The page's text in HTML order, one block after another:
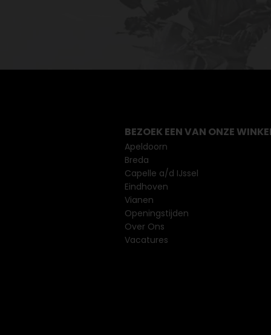
BEZOEK EEN VAN ONZE
Apeldoorn
Breda
Capelle a/d IJssel
Eindhoven
Vianen
Openingstijden
Over Ons
Vacatures